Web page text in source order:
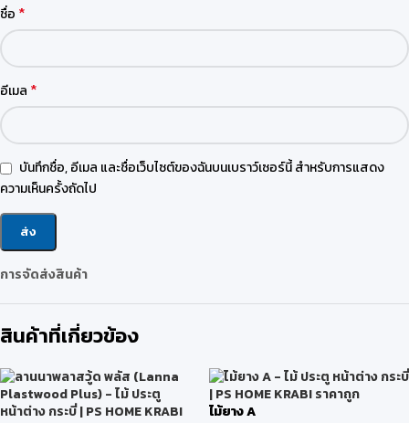
ชื่อ *
อีเมล *
บันทึกชื่อ, อีเมล และชื่อเว็บไซต์ของฉันบนเบราว์เซอร์นี้ สำหรับการแสดง
ความเห็นครั้งถัดไป
การจัดส่งสินค้า
สินค้าที่เกี่ยวข้อง
ไม้ยาง A